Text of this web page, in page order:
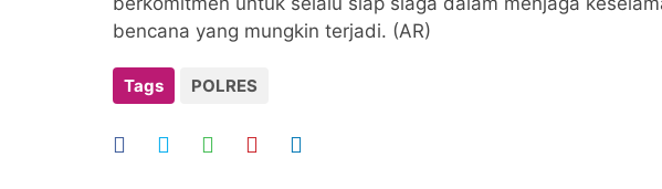
bencana yang mungkin terjadi. (AR)
Tags POLRES